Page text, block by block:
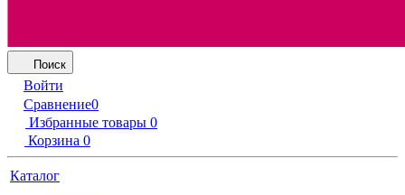
Поиск
Войти
Сравнение0
Избранные товары 0
Корзина 0
Каталог